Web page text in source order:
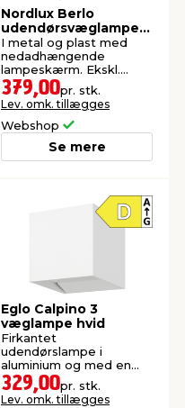
Nordlux Berlo
udendørsvæglampe
sort
I metal og plast med
nedadhængende
lampeskærm. Ekskl.
lyskilde.
379,00pr. stk.
Lev. omk. tillægges
Webshop
Se mere
Eglo Calpino 3
væglampe hvid
Firkantet
udendørslampe i
aluminium og med en
glasskærm. Inkl. 2 x 2,8
W LED-lyskilde.
329,00pr. stk.
Lev. omk. tillægges